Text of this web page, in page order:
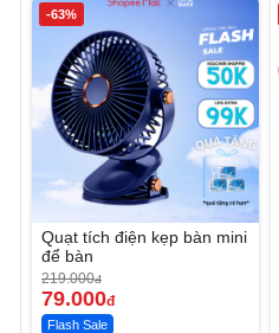
-63%
Quạt tích điện kẹp bàn mini
để bàn
219.000đ
79.000đ
Flash Sale